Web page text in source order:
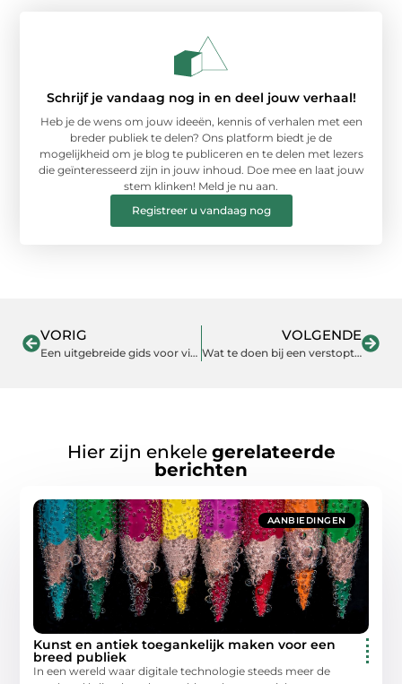
Schrijf je vandaag nog in en deel jouw verhaal!
Heb je de wens om jouw ideeën, kennis of verhalen met een
breder publiek te delen? Ons platform biedt je de
mogelijkheid om je blog te publiceren en te delen met lezers
die geïnteresseerd zijn in jouw inhoud. Doe mee en laat jouw
stem klinken! Meld je nu aan.
Registreer u vandaag nog
VORIG
Een uitgebreide gids voor videokaarten
VOLGENDE
Wat te doen bij een verstopt riool?
Hier zijn enkele gerelateerde
berichten
AANBIEDINGEN
Kunst en antiek toegankelijk maken voor een
breed publiek
In een wereld waar digitale technologie steeds meer de